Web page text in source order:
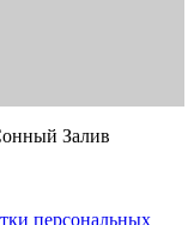
Залив
персональных